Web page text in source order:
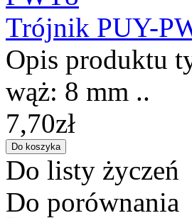
Trójnik PUY-
Opis produktu
wąż: 8 mm ..
7,70zł
Do listy życzeń
Do porównania